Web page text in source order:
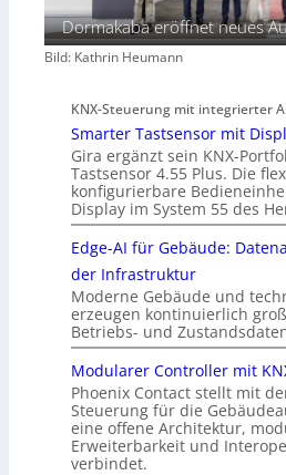
Dormakaba eröffnet neues
Bild: Kathrin Heumann
KNX-Steuerung mit integrierter
Smarter Tastsensor mit
Gira ergänzt sein KNX-
Tastsensor 4.55 Plus. Die
konfigurierbare
Display im System 55 des
Edge-AI für Gebäude:
der Infrastruktur
Moderne Gebäude und
erzeugen kontinuierlich
Betriebs- und
Modularer Controller mit
Phoenix Contact stellt mit
Steuerung für die
eine offene Architektur,
Erweiterbarkeit und
verbindet.